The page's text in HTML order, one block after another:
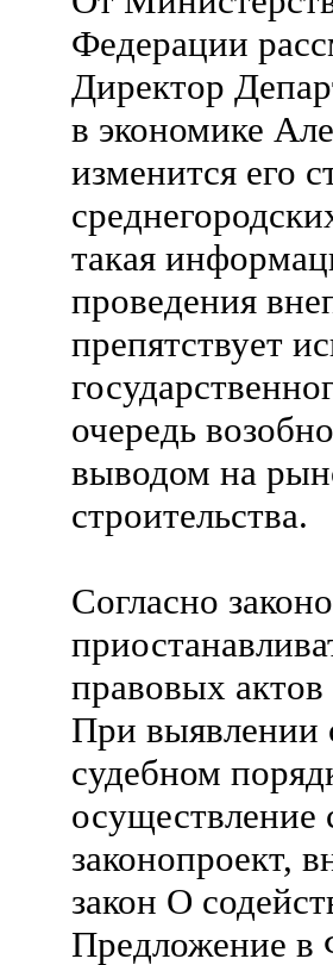
Федерации
Директор
в экономике
изменится его
такая
проведения
препятствует
очередь
выводом на
строительства.
Согласно
правовых
При выявлении
судебном
осуществление
законопроект,
закон О
Предложение в